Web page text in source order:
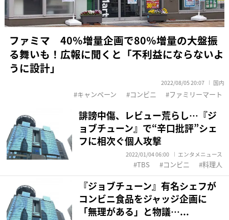
ファミマ 40％増量企画で80％増量の大盤振
る舞いも！広報に聞くと「不利益にならないよ
うに設計」
2022/08/05 20:07 国内
キャンペーン コンビニ ファミリーマート
誹謗中傷、レビュー荒らし…『ジ
ョブチューン』で“辛口批評”シェ
フに相次ぐ個人攻撃
2022/01/04 06:00 エンタメニュース
TBS コンビニ 料理人
『ジョブチューン』有名シェフが
コンビニ食品をジャッジ企画に
「無理がある」と物議…...